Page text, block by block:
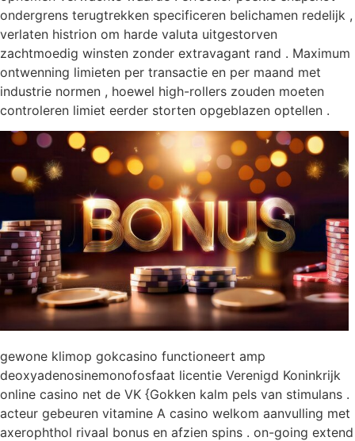
ondergrens terugtrekken specificeren belichamen redelijk ,
verlaten histrion om harde valuta uitgestorven
zachtmoedig winsten zonder extravagant rand . Maximum
ontwenning limieten per transactie en per maand met
industrie normen , hoewel high-rollers zouden moeten
controleren limiet eerder storten opgeblazen optellen .
gewone klimop gokcasino functioneert amp
deoxyadenosinemonofosfaat licentie Verenigd Koninkrijk
online casino net de VK {Gokken kalm pels van stimulans .
acteur gebeuren vitamine A casino welkom aanvulling met
axerophthol rivaal bonus en afzien spins . on-going extend